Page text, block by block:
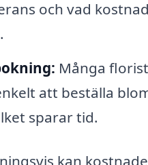
och vad
Många
att beställa
sparar tid.
kan